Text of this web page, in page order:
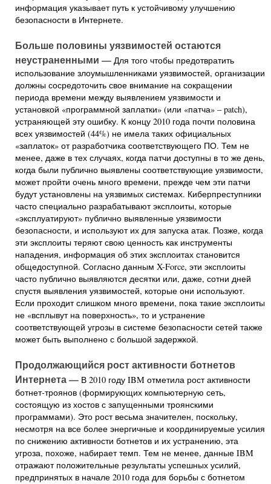
информация указывает путь к устойчивому улучшению
безопасности в Интернете.
Больше половины уязвимостей остаются
неустраненными — Для того чтобы предотвратить
использование злоумышленниками уязвимостей, организации
должны сосредоточить свое внимание на сокращении
периода времени между выявлением уязвимости и
установкой «программной заплатки» (или «патча» – patch),
устраняющей эту ошибку. К концу 2010 года почти половина
всех уязвимостей (44%) не имела таких официальных
«заплаток» от разработчика соответствующего ПО. Тем не
менее, даже в тех случаях, когда патчи доступны в то же день,
когда были публично выявлены соответствующие уязвимости,
может пройти очень много времени, прежде чем эти патчи
будут установлены на уязвимых системах. Киберпреступники
часто специально разрабатывают эксплоиты, которые
«эксплуатируют» публично выявленные уязвимости
безопасности, и используют их для запуска атак. Позже, когда
эти эксплоиты теряют свою ценность как инструменты
нападения, информация об этих эксплоитах становится
общедоступной. Согласно данным X-Force, эти эксплоиты
часто публично выявляются десятки или, даже, сотни дней
спустя выявления уязвимостей, которые они используют.
Если проходит слишком много времени, пока такие эксплоиты
не «всплывут на поверхность», то и устранение
соответствующей угрозы в системе безопасности сетей также
может быть выполнено с большой задержкой.
Продолжающийся рост активности ботнетов
Интернета — В 2010 году IBM отметила рост активности
ботнет-троянов (формирующих компьютерную сеть,
состоящую из хостов с запущенными троянскими
программами). Это рост весьма значителен, поскольку,
несмотря на все более энергичные и координируемые усилия
по снижению активности ботнетов и их устранению, эта
угроза, похоже, набирает темп. Тем не менее, данные IBM
отражают положительные результаты успешных усилий,
предпринятых в начале 2010 года для борьбы с ботнетом